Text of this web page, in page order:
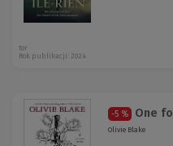
tor
Rok publikacji: 2024
-5 % One
Olivie Blake